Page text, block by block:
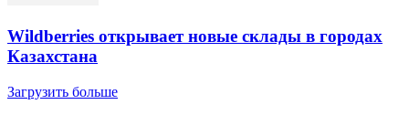
Wildberries открывает новые склады в городах
Казахстана
Загрузить больше